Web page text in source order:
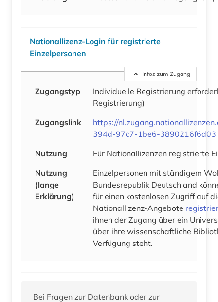
Nationallizenz-Login für registrierte
Einzelpersonen
Infos zum Zugang
Zugangstyp
Individuelle Registrierung
Registrierung)
Zugangslink
https://
394d-97c7-1be6-3890216f6d03
Nutzung
Für Nationallizenzen registrierte
Nutzung
(lange
Erklärung)
Einzelpersonen mit ständigem
Bundesrepublik Deutschland
für einen kostenlosen Zugriff auf
Nationallizenz-Angebote
ihnen der Zugang über ein
über ihre wissenschaftliche
Verfügung steht.
Bei Fragen zur Datenbank oder zur